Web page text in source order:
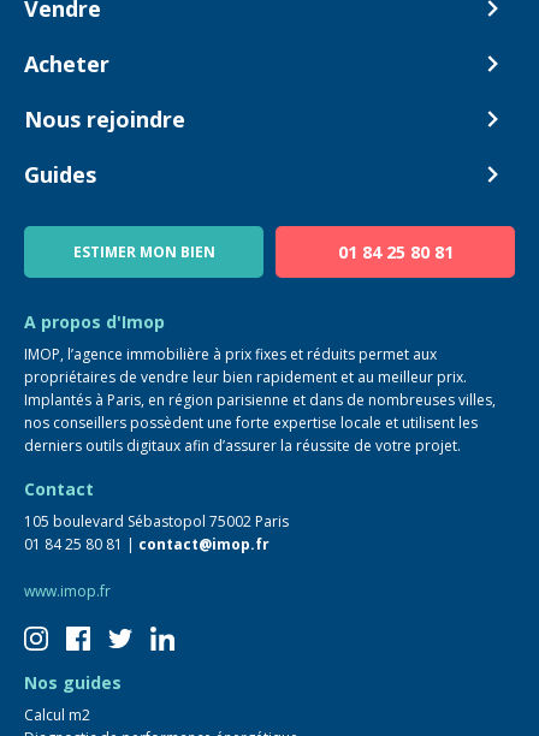
Vendre
Comment ça marche ?
Acheter
Biens en vente
Nous rejoindre
Devenir Conseiller
Guides
Blog
ESTIMER MON BIEN 01 84 25 80 81
A propos d'Imop
IMOP, l’agence immobilière à prix fixes et réduits permet aux
propriétaires de vendre leur bien rapidement et au meilleur prix.
Implantés à Paris, en région parisienne et dans de nombreuses villes,
nos conseillers possèdent une forte expertise locale et utilisent les
derniers outils digitaux afin d’assurer la réussite de votre projet.
Contact
105 boulevard Sébastopol 75002 Paris
01 84 25 80 81 | contact@imop.fr
www.imop.fr
Nos guides
Calcul m2